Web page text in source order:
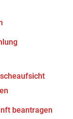
beantragen